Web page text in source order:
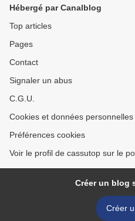
Hébergé par Canalblog
Top articles
Pages
Contact
Signaler un abus
C.G.U.
Cookies et données personnelles
Préférences cookies
Voir le profil de cassutop sur le
Créer un blog
Créer